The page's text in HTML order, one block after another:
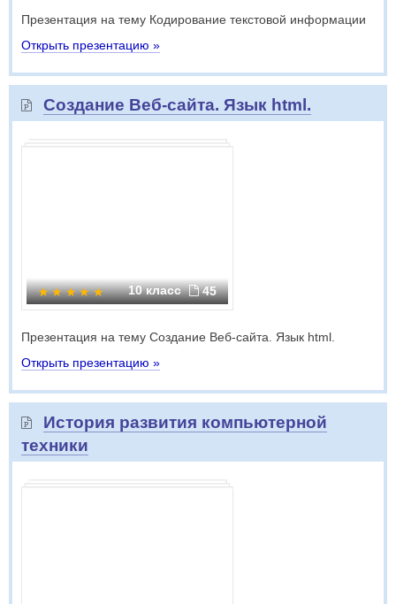
Презентация на тему Кодирование текстовой информации
Открыть презентацию »
Создание Веб-сайта. Язык html.
10 класс 45
Презентация на тему Создание Веб-сайта. Язык html.
Открыть презентацию »
История развития компьютерной
техники